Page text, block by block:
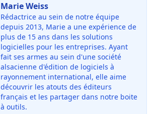
Marie Weiss
Rédactrice au sein de notre équipe
depuis 2013, Marie a une expérience de
plus de 15 ans dans les solutions
logicielles pour les entreprises. Ayant
fait ses armes au sein d'une société
alsacienne d'édition de logiciels à
rayonnement international, elle aime
découvrir les atouts des éditeurs
français et les partager dans notre boite
à outils.